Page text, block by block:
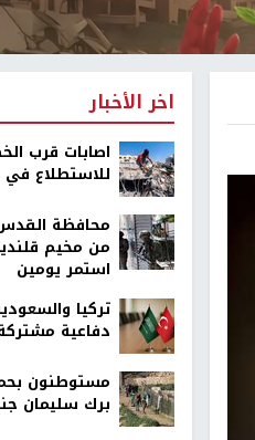
اخر الأخبار
اصابات قرب
للاستطلاع
محافظة
من مخيم
استمر يومين
تركيا
دفاعية
مستوطنون
برك سليمان